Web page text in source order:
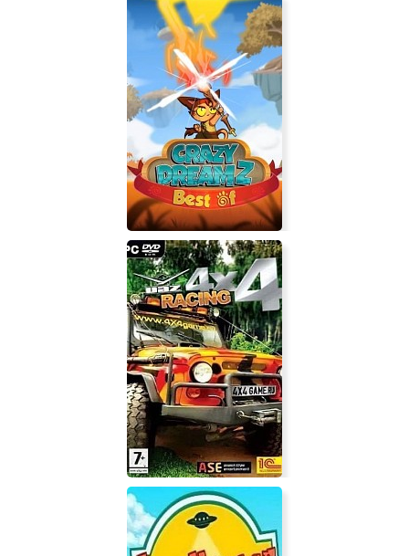
Summoner's Mess
Crazy Dreamz: Best Of